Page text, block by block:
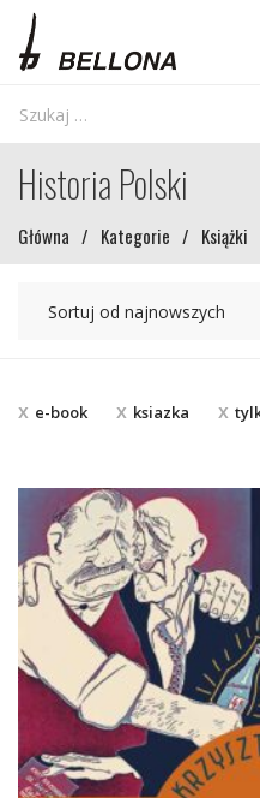
Historia Polski
Główna / Kategorie / Książki
e-book ksiazka